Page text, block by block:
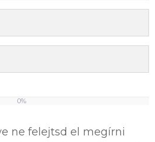
0%
ne felejtsd el megírni